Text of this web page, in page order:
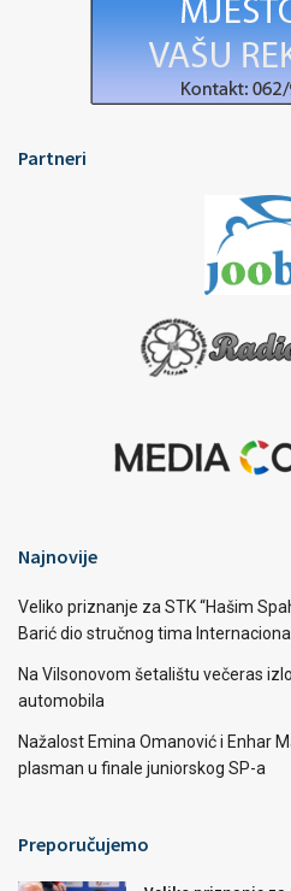
Partneri
Najnovije
Veliko priznanje za STK “Hašim
Barić dio stručnog tima
Na Vilsonovom šetalištu večeras
automobila
Nažalost Emina Omanović i Enhar
plasman u finale juniorskog SP-a
Preporučujemo